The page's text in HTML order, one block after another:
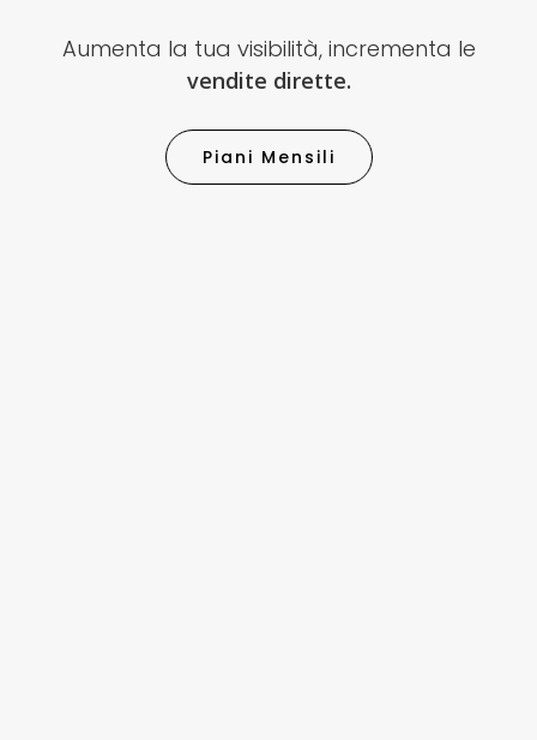
Aumenta la tua visibilità, incrementa le
vendite dirette.
Piani Mensili